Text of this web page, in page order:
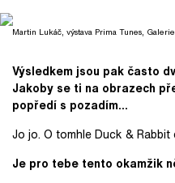
Martin Lukáč, výstava Prima Tunes,
Výsledkem jsou pak často
Jakoby se ti na obrazech
popředí s pozadím...
Jo jo. O tomhle Duck &
Je pro tebe tento okamžik